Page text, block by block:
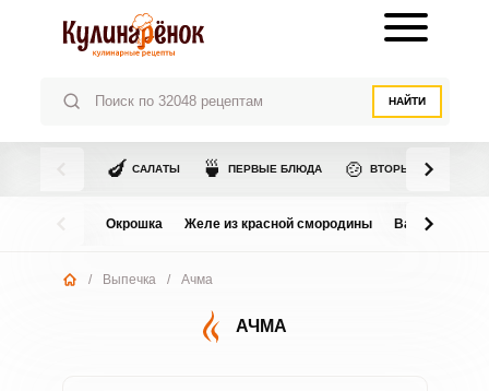
НАЙТИ
🍆 САЛАТЫ 🍵 ПЕРВЫЕ БЛЮДА 🍲 ВТОРЫЕ БЛЮДА
Окрошка Желе из красной смородины Варенье из
/ Выпечка / Ачма
АЧМА